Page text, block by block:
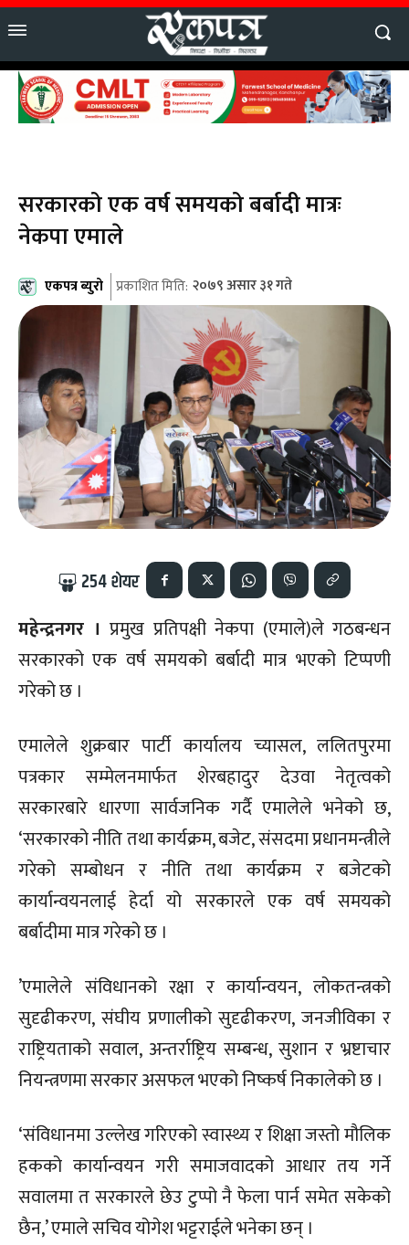
सरकारको एक वर्ष समयको बर्बादी मात्रः
नेकपा एमाले
एकपत्र ब्युरो प्रकाशित मिति: २०७९ असार ३१ गते
254शेयर
महेन्द्रनगर । प्रमुख प्रतिपक्षी नेकपा (एमाले)ले गठबन्धन
सरकारको एक वर्ष समयको बर्बादी मात्र भएको टिप्पणी
गरेको छ ।
एमालेले शुक्रबार पार्टी कार्यालय च्यासल, ललितपुरमा
पत्रकार सम्मेलनमार्फत शेरबहादुर देउवा नेतृत्वको
सरकारबारे धारणा सार्वजनिक गर्दै एमालेले भनेको छ,
‘सरकारको नीति तथा कार्यक्रम, बजेट, संसदमा प्रधानमन्त्रीले
गरेको सम्बोधन र नीति तथा कार्यक्रम र बजेटको
कार्यान्वयनलाई हेर्दा यो सरकारले एक वर्ष समयको
बर्बादीमा मात्र गरेको छ ।
’एमालेले संविधानको रक्षा र कार्यान्वयन, लोकतन्त्रको
सुदृढीकरण, संघीय प्रणालीको सुदृढीकरण, जनजीविका र
राष्ट्रियताको सवाल, अन्तर्राष्ट्रिय सम्बन्ध, सुशान र भ्रष्टाचार
नियन्त्रणमा सरकार असफल भएको निष्कर्ष निकालेको छ ।
‘संविधानमा उल्लेख गरिएको स्वास्थ्य र शिक्षा जस्तो मौलिक
हकको कार्यान्वयन गरी समाजवादको आधार तय गर्ने
सवालमा त सरकारले छेउ टुप्पो नै फेला पार्न समेत सकेको
छैन,’ एमाले सचिव योगेश भट्टराईले भनेका छन् ।